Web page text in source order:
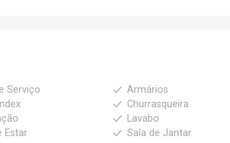
Serviço
Armários
Churrasqueira
Lavabo
Estar
Sala de Jantar